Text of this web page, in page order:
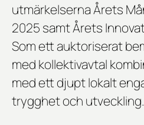
utmärkelsernaÅrets
2025 samtÅrets
Som ett auktoriserat
med kollektivavtal
med ett djupt lokalt
trygghet och utveckling.